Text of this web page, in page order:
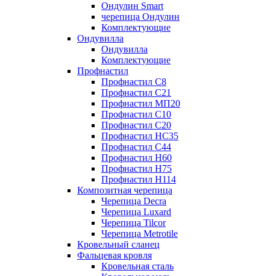
Ондулин Smart
черепица Ондулин
Комплектующие
Ондувилла
Ондувилла
Комплектующие
Профнастил
Профнастил C8
Профнастил C21
Профнастил МП20
Профнастил C10
Профнастил C20
Профнастил НС35
Профнастил C44
Профнастил Н60
Профнастил Н75
Профнастил Н114
Композитная черепица
Черепица Decra
Черепица Luxard
Черепица Tilcor
Черепица Metrotile
Кровельный сланец
Фальцевая кровля
Кровельная сталь